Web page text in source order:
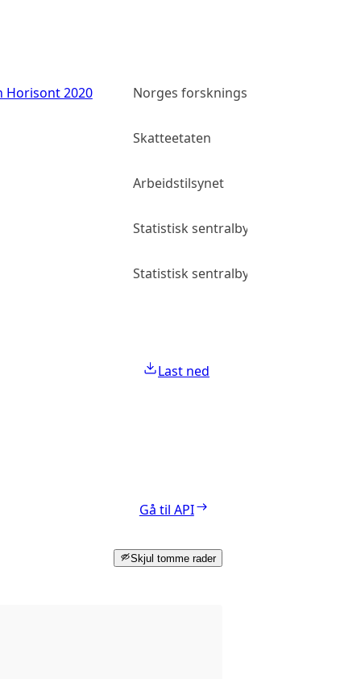
Horisont 2020 Norges forskningsråd
Skatteetaten
Arbeidstilsynet
Statistisk sentralbyrå
Statistisk sentralbyrå
Last ned
Gå til API
Skjul tomme rader